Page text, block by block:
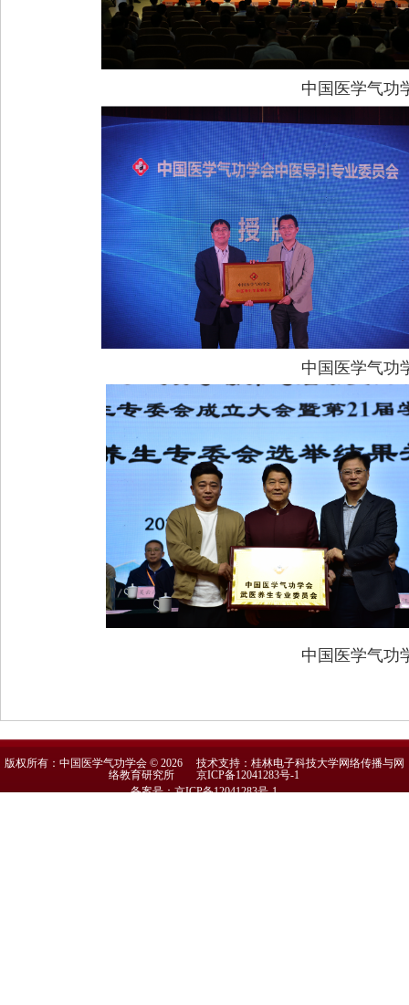
中国医学气功
中国医学气功
中国医学气功
版权所有：中国医学气功学会 © 2026 技术支持：桂林电子科技大学网络传播与网
络教育研究所京ICP备12041283号-1
备案号：京ICP备12041283号-1